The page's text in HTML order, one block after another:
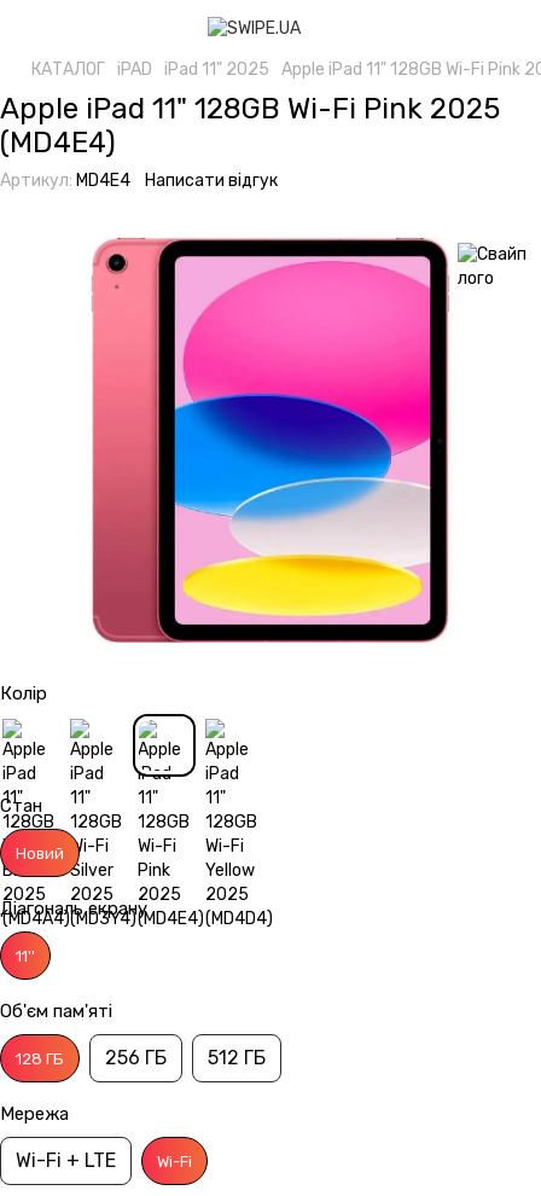
КАТАЛОГ iPAD iPad 11" 2025 Apple iPad 11" 128GB Wi-Fi Pink
Apple iPad 11" 128GB Wi-Fi Pink 2025
(MD4E4)
Артикул: MD4E4 Написати відгук
Колір
Стан
Новий
Діагональ екрану
11''
Об'єм пам'яті
128 ГБ 256 ГБ 512 ГБ
Мережа
Wi-Fi + LTE Wi-Fi